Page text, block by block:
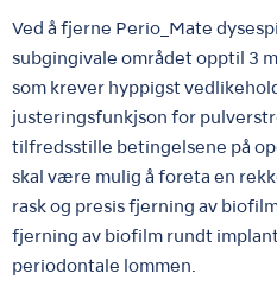
Ved å fjerne Perio_Mate
subgingivale området opptil 3
som krever hyppigst
justeringsfunkjson for
tilfredsstille betingelsene på
skal være mulig å foreta en
rask og presis fjerning av
fjerning av biofilm rundt
periodontale lommen.